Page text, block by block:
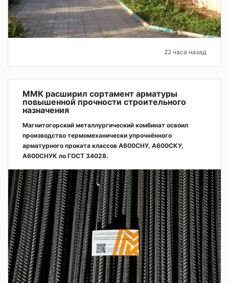
22 часа назад
ММК расширил сортамент арматуры
повышенной прочности строительного
назначения
Магнитогорский металлургический комбинат освоил
производство термомеханически упрочнённого
арматурного проката классов А600СНУ, А600СКУ,
А600СНУК по ГОСТ 34028.